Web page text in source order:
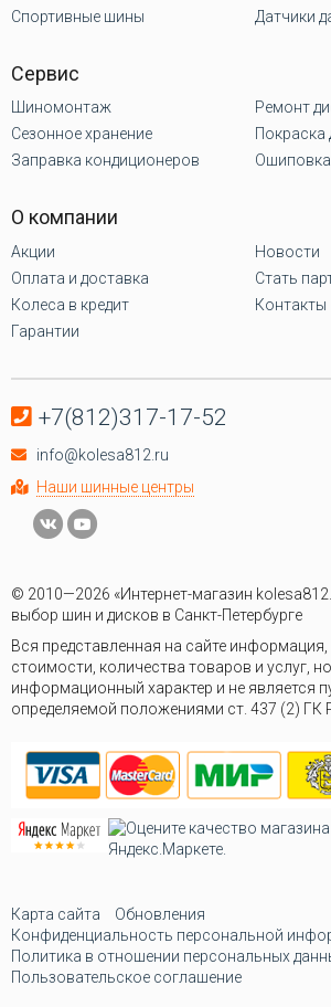
Спортивные шины
Датчики
Сервис
Шиномонтаж
Сезонное хранение
Заправка кондиционеров
Ремонт
Покраска
О компании
Акции
Оплата и доставка
Колеса в кредит
Гарантии
Новости
Стать
Контакты
+7(812)317-17-52
info@kolesa812.ru
Наши шинные центры
© 2010—2026 «Интернет-магазин
выбор шин и дисков в Санкт-Петербурге
Вся представленная на сайте
стоимости, количества товаров и услуг,
информационный характер и не является
определяемой положениями ст. 437 (2) ГК
Карта сайта
Обновления
Конфиденциальность персональной
Политика в отношении персональных
Пользовательское соглашение